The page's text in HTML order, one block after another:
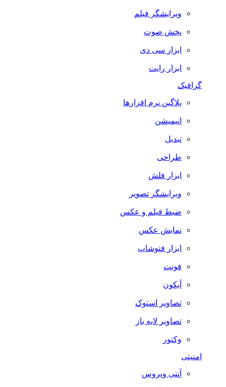
ویرایشگر فیلم
پخش صوت
ابزار سی دی
ابزار رایت
گرافیک
پلاگین نرم افزارها
انیمیشن
تبدیل
طراحی
ابزار فلش
ویرایشگر تصویر
ضبط فيلم و عكس
نمایش عکس
ابزار فتوشاپ
فونت
آیکون
تصاویر استوک
تصاویر لایه باز
وکتور
امنیتی
آنتی ویروس